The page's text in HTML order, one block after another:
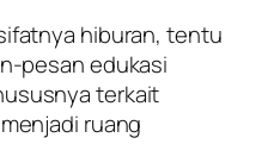
hiburan, tentu
pesan edukasi
terkait
ruang